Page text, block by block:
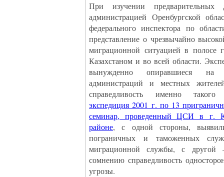
При изучении предварительных
администрацией Оренбургской
федерального инспектора по
представление о чрезвычайно
миграционной ситуацией в полосе
Казахстаном и во всей области.
вынужденно опиравшиеся на
администраций и местных
справедливость именно
экспедиция 2001 г. по 13
семинар, проведенный ЦСИ в г.
районе, с одной стороны,
пограничных и таможенных
миграционной службы, с другой
сомнению справедливость
угрозы.